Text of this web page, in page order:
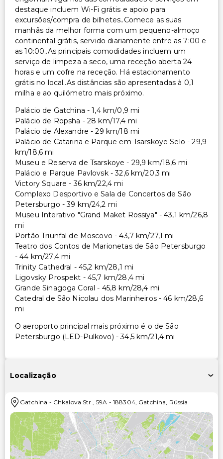
destaque incluem Wi-Fi grátis e apoio para
excursões/compra de bilhetes..Comece as suas
manhãs da melhor forma com um pequeno-almoço
continental grátis, servido diariamente entre as 7:00 e
as 10:00..As principais comodidades incluem um
serviço de limpeza a seco, uma receção aberta 24
horas e um cofre na receção. Há estacionamento
grátis no local..As distâncias são apresentadas à 0,1
milha e ao quilómetro mais próximo.
Palácio de Gatchina - 1,4 km/0,9 mi
Palácio de Ropsha - 28 km/17,4 mi
Palácio de Alexandre - 29 km/18 mi
Palácio de Catarina e Parque em Tsarskoye Selo - 29,9
km/18,6 mi
Museu e Reserva de Tsarskoye - 29,9 km/18,6 mi
Palácio e Parque Pavlovsk - 32,6 km/20,3 mi
Victory Square - 36 km/22,4 mi
Complexo Desportivo e Sala de Concertos de São
Petersburgo - 39 km/24,2 mi
Museu Interativo "Grand Maket Rossiya" - 43,1 km/26,8
mi
Portão Triunfal de Moscovo - 43,7 km/27,1 mi
Teatro dos Contos de Marionetas de São Petersburgo
- 44 km/27,4 mi
Trinity Cathedral - 45,2 km/28,1 mi
Ligovsky Prospekt - 45,7 km/28,4 mi
Grande Sinagoga Coral - 45,8 km/28,4 mi
Catedral de São Nicolau dos Marinheiros - 46 km/28,6
mi
O aeroporto principal mais próximo é o de São
Petersburgo (LED-Pulkovo) - 34,5 km/21,4 mi
Localização
Gatchina - Chkalova Str., 59A - 188304, Gatchina Rússia